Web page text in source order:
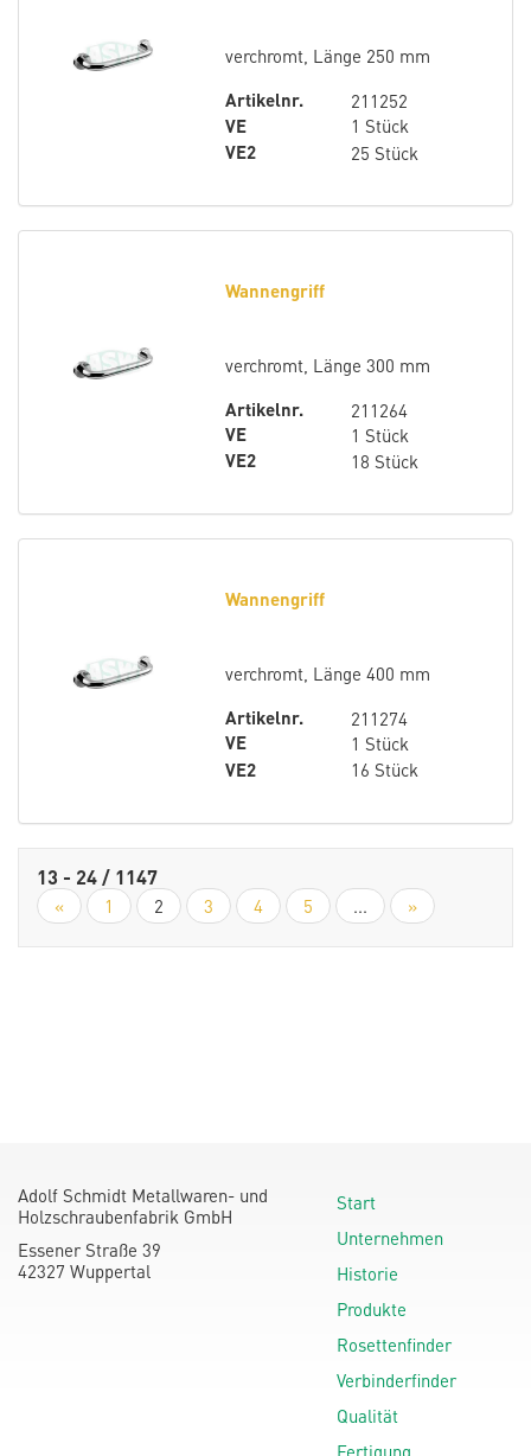
verchromt, Länge 250 mm
Artikelnr.
211252
VE
1 Stück
VE2
25 Stück
Wannengriff
verchromt, Länge 300 mm
Artikelnr.
211264
VE
1 Stück
VE2
18 Stück
Wannengriff
verchromt, Länge 400 mm
Artikelnr.
211274
VE
1 Stück
VE2
16 Stück
13 - 24 / 1147
« 1 2 3 4 5 ... »
Adolf Schmidt Metallwaren- und
Holzschraubenfabrik GmbH
Essener Straße 39
42327 Wuppertal
Start
Unternehmen
Historie
Produkte
Rosettenfinder
Verbinderfinder
Qualität